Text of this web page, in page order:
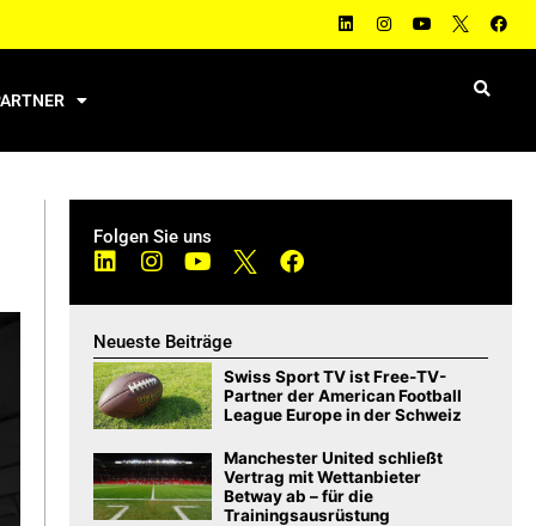
Folgen Sie uns
Neueste Beiträge
Swiss Sport TV ist Free-TV-
Partner der American Football
League Europe in der Schweiz
Manchester United schließt
Vertrag mit Wettanbieter
Betway ab – für die
Trainingsausrüstung